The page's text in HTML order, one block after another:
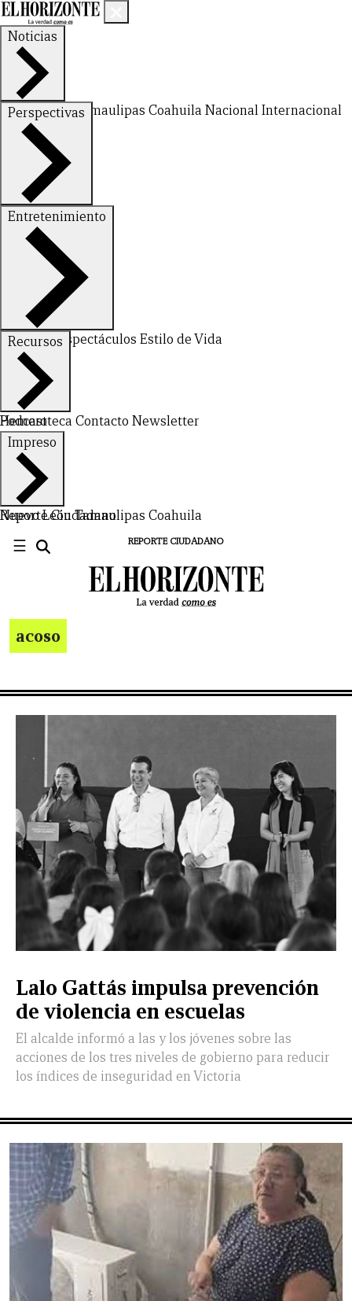
Noticias
Nuevo LeónTamaulipas Coahuila NacionalInternacional
Perspectivas
FinanzasOpinión
Entretenimiento
DeportesEspectáculos Estilo de Vida
Recursos
Hemeroteca Contacto Newsletter
Podcast
Impreso
Nuevo LeónTamaulipas Coahuila
Reporte Ciudadano
☰ REPORTE CIUDADANO
CERRAR
LEÓN
DE
VIDA
acoso
Lalo Gattás impulsa prevención
de violencia en escuelas
El alcalde informó a las y los jóvenes sobre las
acciones de los tres niveles de gobierno para reducir
los índices de inseguridad en Victoria